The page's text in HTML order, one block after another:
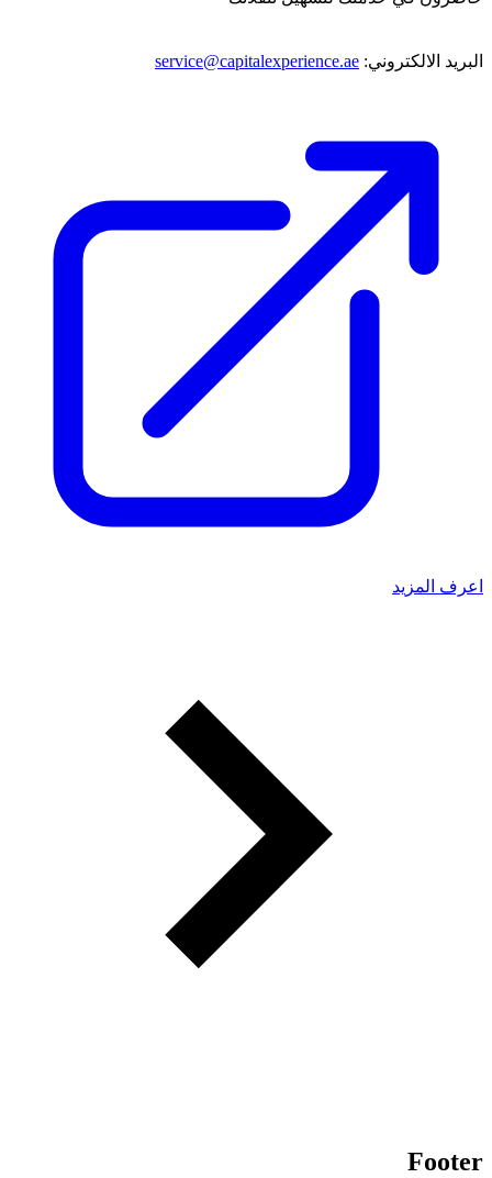
البريد الالكتروني: service@capitalexperience.ae
اعرف المزيد
Footer